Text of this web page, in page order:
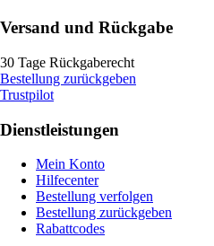
Versand und Rückgabe
30 Tage Rückgaberecht
Bestellung zurückgeben
Trustpilot
Dienstleistungen
Mein Konto
Hilfecenter
Bestellung verfolgen
Bestellung zurückgeben
Rabattcodes